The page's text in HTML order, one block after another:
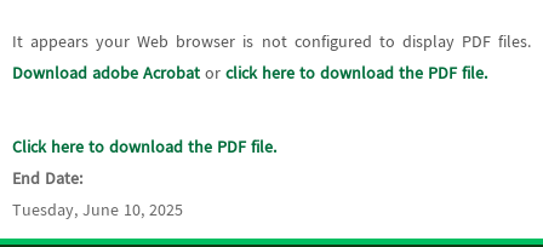
It appears your Web browser is not configured to display PDF files.
Download adobe Acrobatorclick here to download the PDF file.
Click here to download the PDF file.
End Date:
Tuesday, June 10, 2025